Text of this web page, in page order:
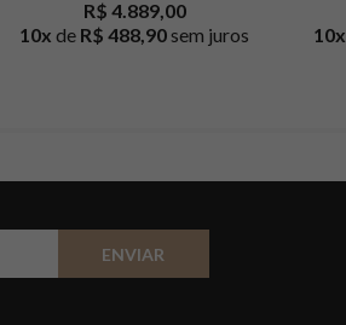
R$ 4.889,00
10x de R$ 488,90sem juros
10x
ENVIAR